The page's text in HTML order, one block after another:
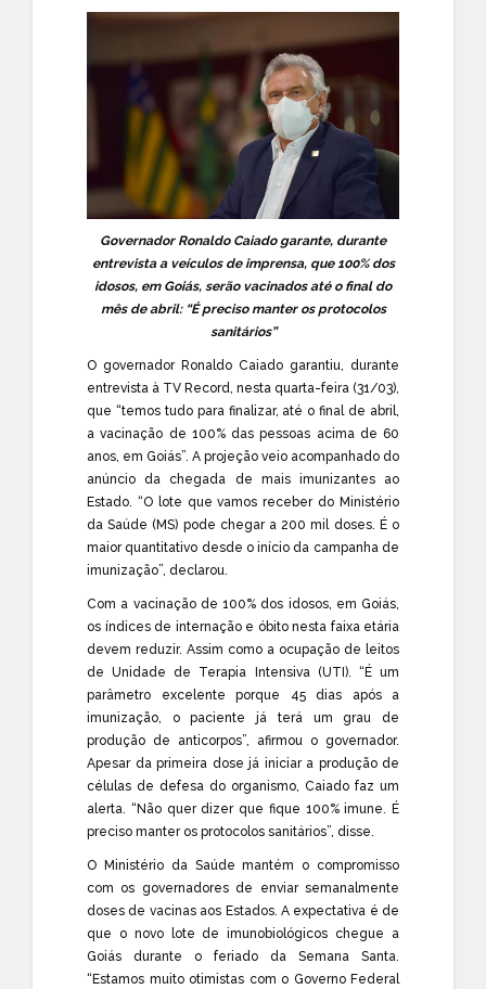
Governador Ronaldo Caiado garante, durante
entrevista a veículos de imprensa, que 100% dos
idosos, em Goiás, serão vacinados até o final do
mês de abril: “É preciso manter os protocolos
sanitários”
O governador Ronaldo Caiado garantiu, durante
entrevista à TV Record, nesta quarta-feira (31/03),
que “temos tudo para finalizar, até o final de abril,
a vacinação de 100% das pessoas acima de 60
anos, em Goiás”. A projeção veio acompanhado do
anúncio da chegada de mais imunizantes ao
Estado. “O lote que vamos receber do Ministério
da Saúde (MS) pode chegar a 200 mil doses. É o
maior quantitativo desde o início da campanha de
imunização”, declarou.
Com a vacinação de 100% dos idosos, em Goiás,
os índices de internação e óbito nesta faixa etária
devem reduzir. Assim como a ocupação de leitos
de Unidade de Terapia Intensiva (UTI). “É um
parâmetro excelente porque 45 dias após a
imunização, o paciente já terá um grau de
produção de anticorpos”, afirmou o governador.
Apesar da primeira dose já iniciar a produção de
células de defesa do organismo, Caiado faz um
alerta. “Não quer dizer que fique 100% imune. É
preciso manter os protocolos sanitários”, disse.
O Ministério da Saúde mantém o compromisso
com os governadores de enviar semanalmente
doses de vacinas aos Estados. A expectativa é de
que o novo lote de imunobiológicos chegue a
Goiás durante o feriado da Semana Santa.
“Estamos muito otimistas com o Governo Federal